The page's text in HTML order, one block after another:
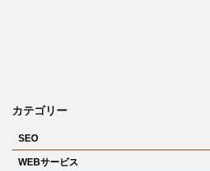
カテゴリー
SEO
WEBサービス